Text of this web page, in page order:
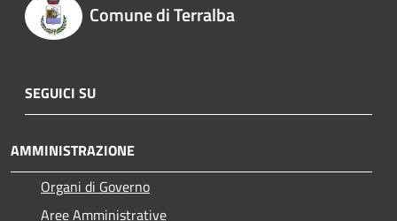
Comune di Terralba
SEGUICI SU
AMMINISTRAZIONE
Organi di Governo
Aree Amministrative